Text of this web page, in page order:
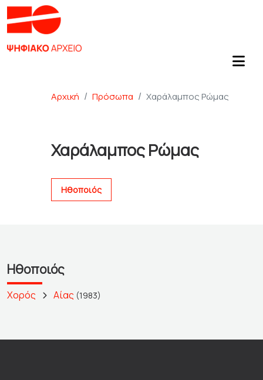
Αρχική Πρόσωπα Χαράλαμπος Ρώμας
Χαράλαμπος Ρώμας
Ηθοποιός
Ηθοποιός
Χορός Αίας (1983)